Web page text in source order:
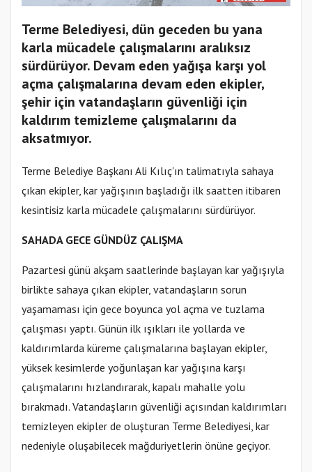
Terme Belediyesi, dün geceden bu yana
karla mücadele çalışmalarını aralıksız
sürdürüyor. Devam eden yağışa karşı yol
açma çalışmalarına devam eden ekipler,
şehir için vatandaşların güvenliği için
kaldırım temizleme çalışmalarını da
aksatmıyor.
Terme Belediye Başkanı Ali Kılıç'ın talimatıyla sahaya
çıkan ekipler, kar yağışının başladığı ilk saatten itibaren
kesintisiz karla mücadele çalışmalarını sürdürüyor.
SAHADA GECE GÜNDÜZ ÇALIŞMA
Pazartesi günü akşam saatlerinde başlayan kar yağışıyla
birlikte sahaya çıkan ekipler, vatandaşların sorun
yaşamaması için gece boyunca yol açma ve tuzlama
çalışması yaptı. Günün ilk ışıkları ile yollarda ve
kaldırımlarda küreme çalışmalarına başlayan ekipler,
yüksek kesimlerde yoğunlaşan kar yağışına karşı
çalışmalarını hızlandırarak, kapalı mahalle yolu
bırakmadı. Vatandaşların güvenliği açısından kaldırımları
temizleyen ekipler de oluşturan Terme Belediyesi, kar
nedeniyle oluşabilecek mağduriyetlerin önüne geçiyor.